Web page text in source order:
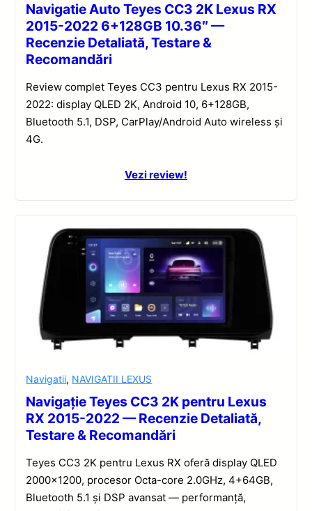
Navigatie Auto Teyes CC3 2K Lexus RX
2015-2022 6+128GB 10.36″ —
Recenzie Detaliată, Testare &
Recomandări
Review complet Teyes CC3 pentru Lexus RX 2015-
2022: display QLED 2K, Android 10, 6+128GB,
Bluetooth 5.1, DSP, CarPlay/Android Auto wireless și
4G.
Vezi review!
Navigatii, NAVIGATII LEXUS
Navigație Teyes CC3 2K pentru Lexus
RX 2015-2022 — Recenzie Detaliată,
Testare & Recomandări
Teyes CC3 2K pentru Lexus RX oferă display QLED
2000×1200, procesor Octa-core 2.0GHz, 4+64GB,
Bluetooth 5.1 și DSP avansat — performanță,